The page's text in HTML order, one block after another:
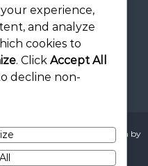
rights reserved. Theme: Flash by
byWordPress
ние
experience,
and analyze
cookies to
. Click Accept All
decline non-